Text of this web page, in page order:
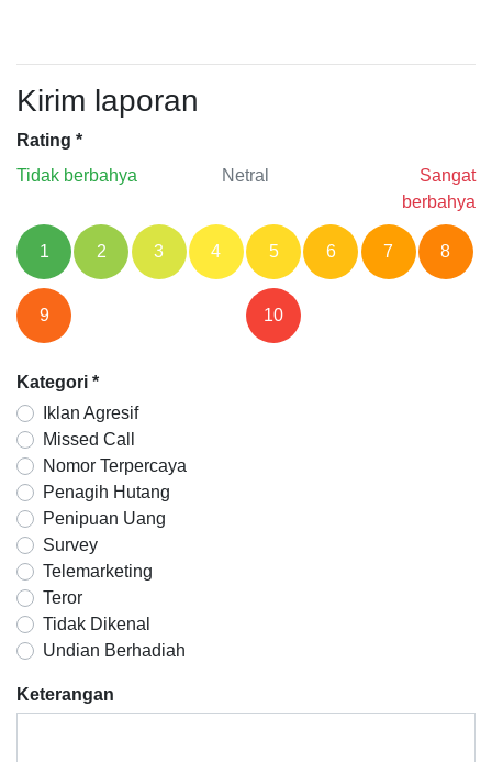
Kirim laporan
Rating *
Tidak berbahya
Netral
Sangat
berbahya
1 2 3 4 5 6 7 8
9 10
Kategori *
Iklan Agresif
Missed Call
Nomor Terpercaya
Penagih Hutang
Penipuan Uang
Survey
Telemarketing
Teror
Tidak Dikenal
Undian Berhadiah
Keterangan